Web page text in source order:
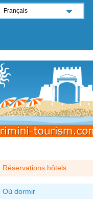
Réservations hôtels
Où dormir
Français